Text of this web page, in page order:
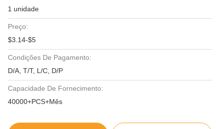
1 unidade
Preço:
$3.14-$5
Condições De Pagamento:
D/A, T/T, L/C, D/P
Capacidade De Fornecimento:
40000+PCS+Mês